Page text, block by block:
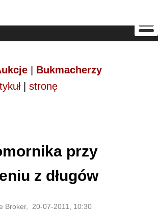
Bukmacherzy
| stronę
przy
z długów
Broker, 20-07-2011, 10:30